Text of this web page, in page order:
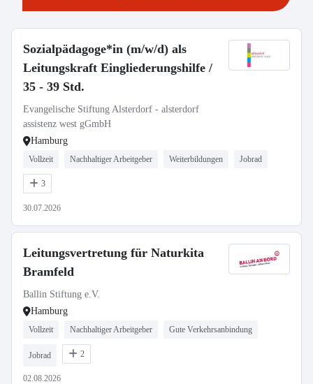
Sozialpädagoge*in (m/w/d) als
Leitungskraft Eingliederungshilfe /
35 - 39 Std.
Evangelische Stiftung Alsterdorf - alsterdorf
assistenz west gGmbH
Hamburg
Vollzeit Nachhaltiger Arbeitgeber Weiterbildungen Jobrad
3
30.07.2026
Leitungsvertretung für Naturkita
Bramfeld
Ballin Stiftung e.V.
Hamburg
Vollzeit Nachhaltiger Arbeitgeber Gute Verkehrsanbindung
Jobrad 2
02.08.2026